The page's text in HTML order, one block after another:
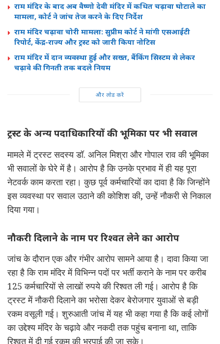
राम मंदिर के बाद अब वैष्णो देवी मंदिर में कथित चढ़ावा घोटाले का
मामला, कोर्ट ने जांच तेज करने के दिए निर्देश
राम मंदिर चढ़ावा चोरी मामला: सुप्रीम कोर्ट ने मांगी एसआईटी
रिपोर्ट, केंद्र-राज्य और ट्रस्ट को जारी किया नोटिस
राम मंदिर में दान व्यवस्था हुई और सख्त, बैंकिंग सिस्टम से लेकर
चढ़ावे की गिनती तक बदले नियम
और लोड करें
ट्रस्ट के अन्य पदाधिकारियों की भूमिका पर भी सवाल
मामले में ट्रस्ट सदस्य डॉ. अनिल मिश्रा और गोपाल राव की भूमिका
भी सवालों के घेरे में है। आरोप है कि उनके प्रभाव में ही यह पूरा
नेटवर्क काम करता रहा। कुछ पूर्व कर्मचारियों का दावा है कि जिन्होंने
इस व्यवस्था पर सवाल उठाने की कोशिश की, उन्हें नौकरी से निकाल
दिया गया।
नौकरी दिलाने के नाम पर रिश्वत लेने का आरोप
जांच के दौरान एक और गंभीर आरोप सामने आया है। दावा किया जा
रहा है कि राम मंदिर में विभिन्न पदों पर भर्ती कराने के नाम पर करीब
125 कर्मचारियों से लाखों रुपये की रिश्वत ली गई। आरोप है कि
ट्रस्ट में नौकरी दिलाने का भरोसा देकर बेरोजगार युवाओं से बड़ी
रकम वसूली गई। शुरुआती जांच में यह भी कहा गया है कि कई लोगों
का उद्देश्य मंदिर के चढ़ावे और नकदी तक पहुंच बनाना था, ताकि
रिश्वत में दी गई रकम की भरपाई की जा सके।